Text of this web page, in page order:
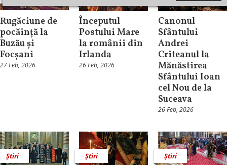
Rugăciune de
pocăință la
Buzău și
Focșani
27 Feb, 2026
Începutul
Postului Mare
la românii din
Irlanda
26 Feb, 2026
Canonul
Sfântului
Andrei
Criteanul la
Mănăstirea
Sfântului Ioan
cel Nou de la
Suceava
26 Feb, 2026
Știri Știri Știri